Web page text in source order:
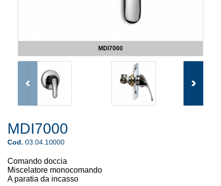
MDI7000
MDI7000
Cod. 03.04.10000
Comando doccia
Miscelatore monocomando
A paratia da incasso